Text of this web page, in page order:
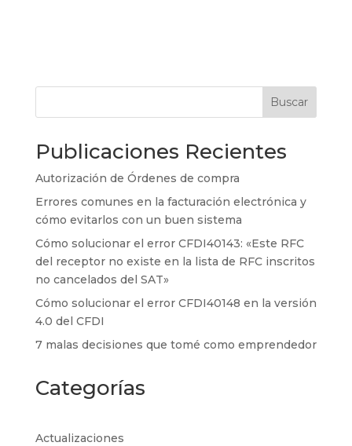
Buscar
Publicaciones Recientes
Autorización de Órdenes de compra
Errores comunes en la facturación electrónica y
cómo evitarlos con un buen sistema
Cómo solucionar el error CFDI40143: «Este RFC
del receptor no existe en la lista de RFC inscritos
no cancelados del SAT»
Cómo solucionar el error CFDI40148 en la versión
4.0 del CFDI
7 malas decisiones que tomé como emprendedor
Categorías
Actualizaciones